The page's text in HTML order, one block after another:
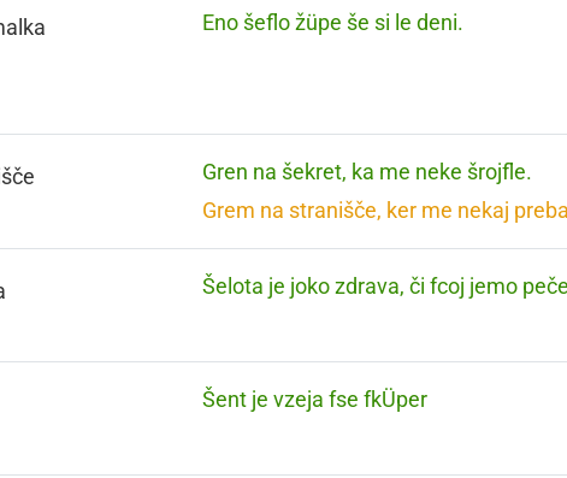
Eno šeflo žüpe še si le deni.
Gren na šekret, ka me neke šrojfle.
Grem na stranišče, ker me nekaj
Šelota je joko zdrava, či fcoj jemo
Šent je vzeja fse fkÜper